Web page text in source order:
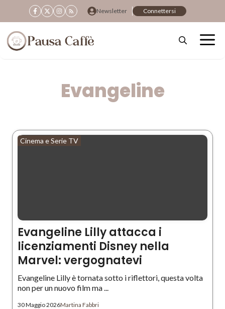
al
contenuto
Newsletter Connettersi
Evangeline
Cinema e Serie TV
Evangeline Lilly attacca i
licenziamenti Disney nella
Marvel: vergognatevi
Evangeline Lilly è tornata sotto i riflettori, questa volta
non per un nuovo film ma ...
30 Maggio 2026Martina Fabbri